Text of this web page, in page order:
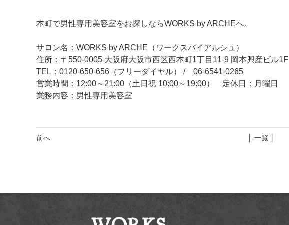
本町で男性専用美容室をお探しならWORKS by ARCHEへ。
サロン名：WORKS by ARCHE（ワークスバイアルシュ）
住所：〒550-0005 大阪府大阪市西区西本町1丁目11-9 岡本興産ビル1F
TEL：0120-650-656（フリーダイヤル） / 06-6541-0265
営業時間：12:00～21:00（土日祝 10:00～19:00） 定休日：月曜日
業務内容：男性専用美容室
前へ │ 一覧 │